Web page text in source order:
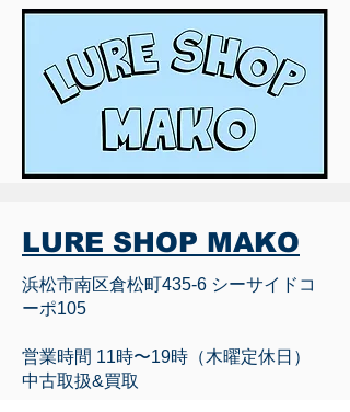
LURE SHOP MAKO
浜松市南区倉松町435-6 シーサイドコ
ーポ105
営業時間 11時〜19時（木曜定休日）
中古取扱&買取